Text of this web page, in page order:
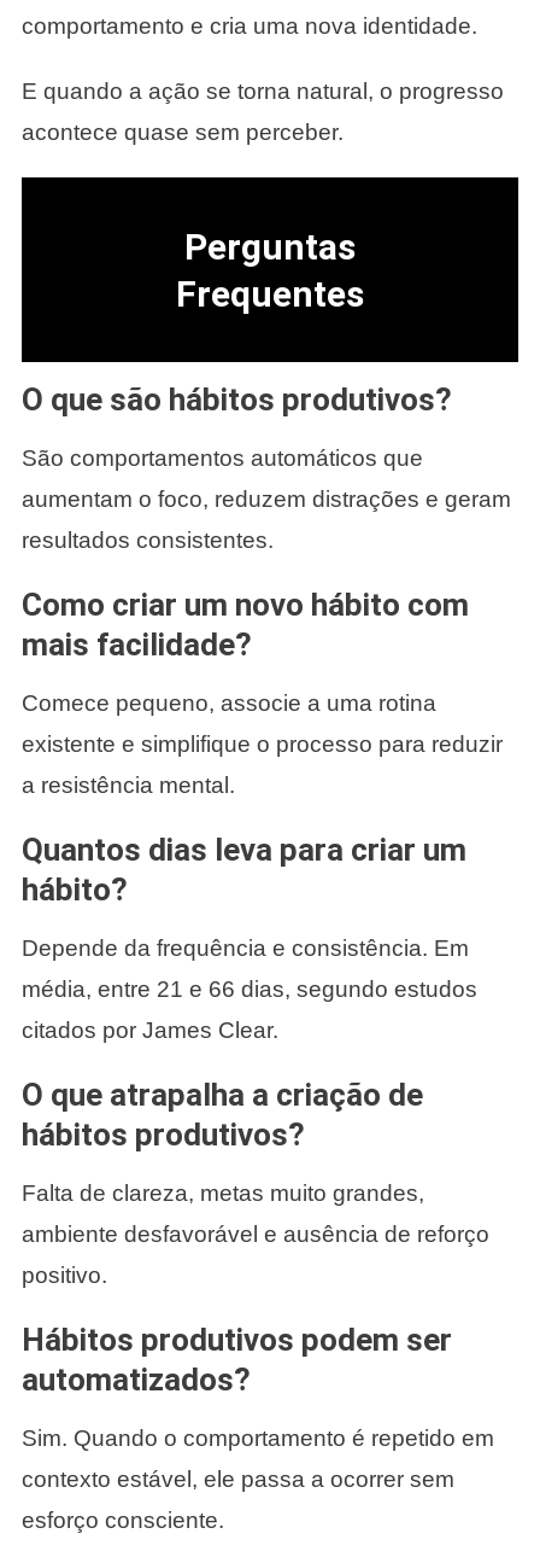
comportamento e cria uma nova identidade.
E quando a ação se torna natural, o progresso
acontece quase sem perceber.
Perguntas
Frequentes
O que são hábitos produtivos?
São comportamentos automáticos que
aumentam o foco, reduzem distrações e geram
resultados consistentes.
Como criar um novo hábito com
mais facilidade?
Comece pequeno, associe a uma rotina
existente e simplifique o processo para reduzir
a resistência mental.
Quantos dias leva para criar um
hábito?
Depende da frequência e consistência. Em
média, entre 21 e 66 dias, segundo estudos
citados por James Clear.
O que atrapalha a criação de
hábitos produtivos?
Falta de clareza, metas muito grandes,
ambiente desfavorável e ausência de reforço
positivo.
Hábitos produtivos podem ser
automatizados?
Sim. Quando o comportamento é repetido em
contexto estável, ele passa a ocorrer sem
esforço consciente.